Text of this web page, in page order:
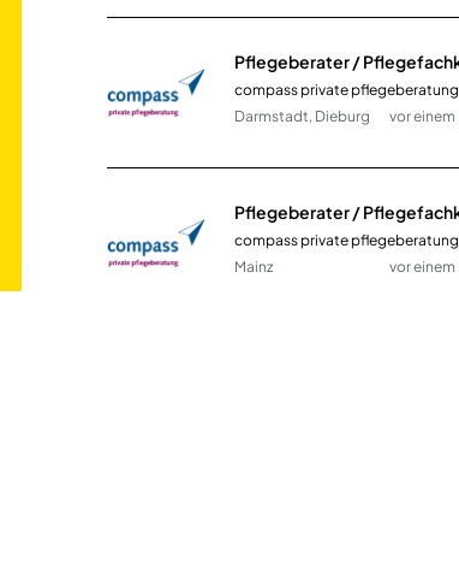
Darmstadt, Dieburg
vor einem
Mainz
vor einem